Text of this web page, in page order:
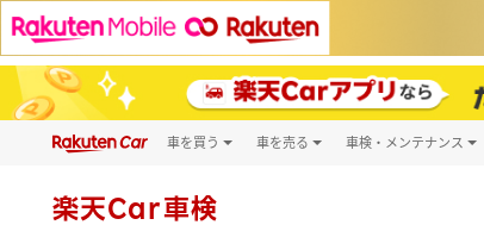
車を買う
新車
車を売る 車検・メンテナンス
楽天Car車検